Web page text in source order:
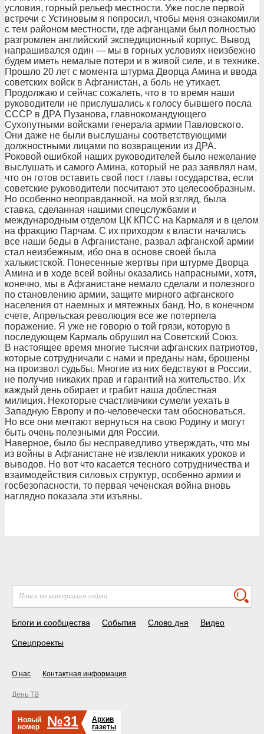
условия, горный рельеф местности. Уже после первой
встречи с Устиновым я попросил, чтобы меня ознакомили
с тем районом местности, где афганцами был полностью
разгромлен английский экспедиционный корпус. Вывод
напрашивался один — мы в горных условиях неизбежно
будем иметь немалые потери и в живой силе, и в технике.
Прошло 20 лет с момента штурма Дворца Амина и ввода
советских войск в Афганистан, а боль не утихает.
Продолжаю и сейчас сожалеть, что в то время наши
руководители не прислушались к голосу бывшего посла
СССР в ДРА Пузанова, главнокомандующего
Сухопутными войсками генерала армии Павловского.
Они даже не были выслушаны соответствующими
должностными лицами по возвращении из ДРА.
Роковой ошибкой наших руководителей было нежелание
выслушать и самого Амина, который не раз заявлял нам,
что он готов оставить свой пост главы государства, если
советские руководители посчитают это целесообразным.
Но особенно неоправданной, на мой взгляд, была
ставка, сделанная нашими спецслужбами и
международным отделом ЦК КПСС на Кармаля и в целом
на фракцию Парчам. С их приходом к власти начались
все наши беды в Афганистане, развал афганской армии
стал неизбежным, ибо она в основе своей была
халькистской. Понесенные жертвы при штурме Дворца
Амина и в ходе всей войны оказались напрасными, хотя,
конечно, мы в Афганистане немало сделали и полезного
по становлению армии, защите мирного афганского
населения от наемных и мятежных банд. Но, в конечном
счете, Апрельская революция все же потерпела
поражение. Я уже не говорю о той грязи, которую в
последующем Кармаль обрушил на Советский Союз.
В настоящее время многие тысячи афганских патриотов,
которые сотрудничали с нами и преданы нам, брошены
на произвол судьбы. Многие из них бедствуют в России,
не получив никаких прав и гарантий на жительство. Их
каждый день обирает и грабит наша доблестная
милиция. Некоторые счастливчики сумели уехать в
Западную Европу и по-человечески там обосноваться.
Но все они мечтают вернуться на свою Родину и могут
быть очень полезными для России.
Наверное, было бы несправедливо утверждать, что мы
из войны в Афганистане не извлекли никаких уроков и
выводов. Но вот что касается тесного сотрудничества и
взаимодействия силовых структур, особенно армии и
госбезопасности, то первая чеченская война вновь
наглядно показала эти изъяны.
Блоги и сообщества События Слово дня Видео
Спецпроекты
О нас Контактная информация
День ТВ
Новый
номер
№31
Архив
газеты